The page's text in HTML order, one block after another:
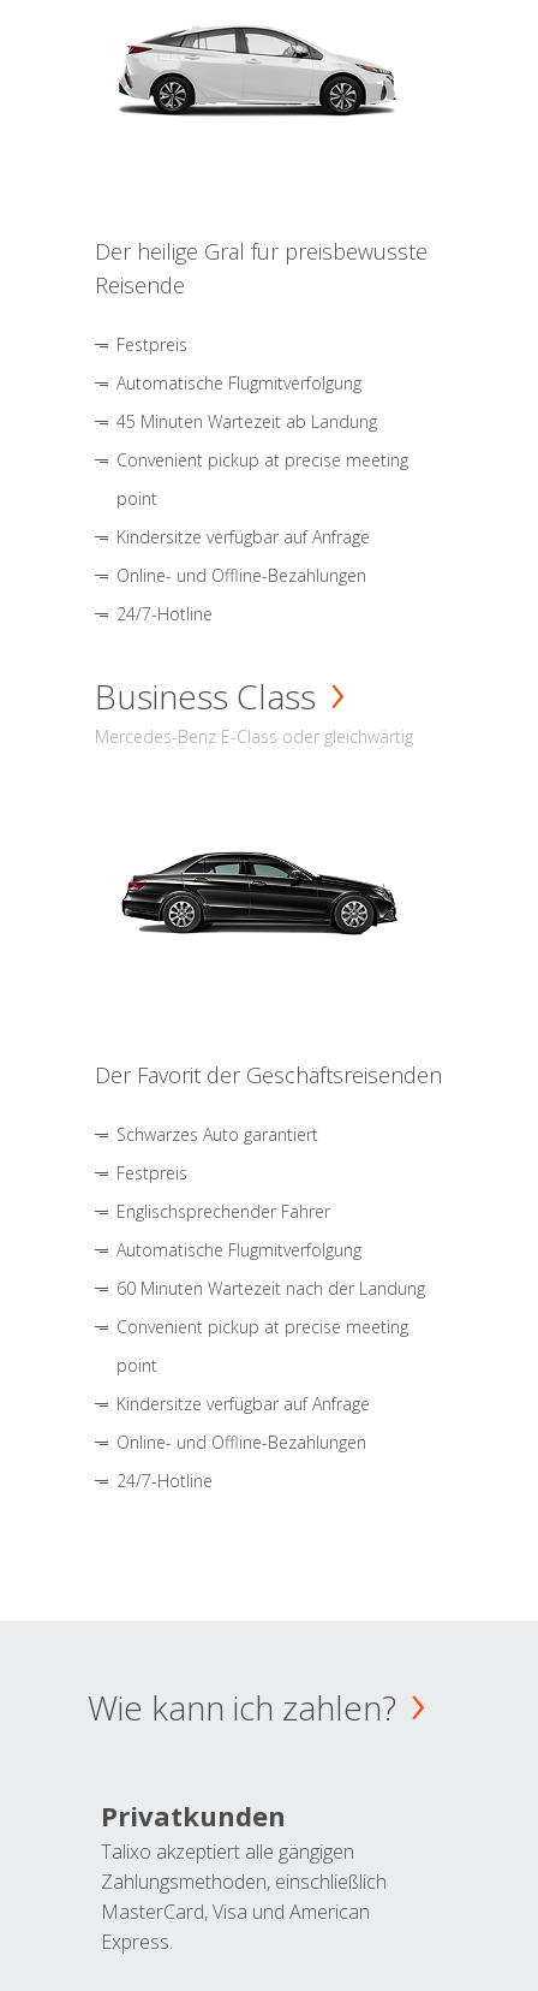
Der heilige Gral für preisbewusste
Reisende
Festpreis
Automatische Flugmitverfolgung
45 Minuten Wartezeit ab Landung
Convenient pickup at precise meeting
point
Kindersitze verfügbar auf Anfrage
Online- und Offline-Bezahlungen
24/7-Hotline
Business Class
Mercedes-Benz E-Class oder gleichwärtig
Der Favorit der Geschäftsreisenden
Schwarzes Auto garantiert
Festpreis
Englischsprechender Fahrer
Automatische Flugmitverfolgung
60 Minuten Wartezeit nach der Landung
Convenient pickup at precise meeting
point
Kindersitze verfügbar auf Anfrage
Online- und Offline-Bezahlungen
24/7-Hotline
Wie kann ich zahlen?
Privatkunden
Talixo akzeptiert alle gängigen
Zahlungsmethoden, einschließlich
MasterCard, Visa und American
Express.